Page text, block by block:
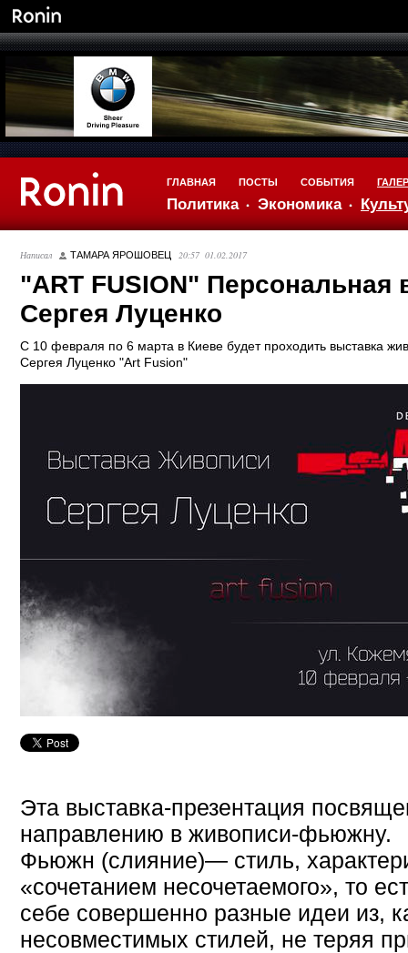
ГЛАВНАЯ
Политика Экономика
ПОСТЫ СОБЫТИЯ
Написал ТАМАРА ЯРОШОВЕЦ 20:57 01.02.2017
"ART FUSION" Персональная
Сергея Луценко
С 10 февраля по 6 марта в Киеве будет проходить выставка
Сергея Луценко "Art Fusion"
Эта выставка-презентация
направлению в живописи-фьюжну.
Фьюжн (слияние)— стиль,
«сочетанием несочетаемого», то
себе совершенно разные идеи из,
несовместимых стилей, не теряя